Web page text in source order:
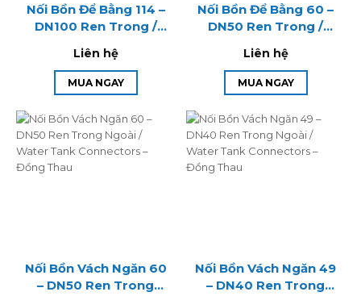
Nối Bồn Để Bằng 114 –
DN100 Ren Trong /
Connectors – Đồng
Thau
Liên hệ
MUA NGAY
Nối Bồn Để Bằng 60 –
DN50 Ren Trong /
Connectors – Đồng
Thau
Liên hệ
MUA NGAY
Nối Bồn Vách Ngăn 60
– DN50 Ren Trong
Nối Bồn Vách Ngăn 49
– DN40 Ren Trong